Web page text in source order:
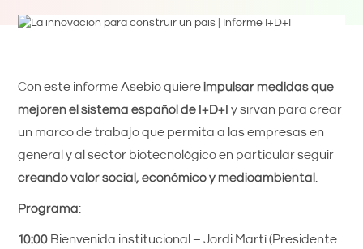
Con este informe Asebio quiereimpulsar medidas que
mejoren el sistema español de I+D+Iy sirvan para crear
un marco de trabajo que permita a las empresas en
general y al sector biotecnológico en particular seguir
creando valor social, económico y medioambiental
Programa:
10:00 Bienvenida institucional – Jordi Martí (Presidente